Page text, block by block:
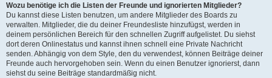
Wozu benötige ich die Listen der Freunde und ignorierten Mitglieder?
Du kannst diese Listen benutzen, um andere Mitglieder des Boards zu
verwalten. Mitglieder, die du deiner Freundesliste hinzufügst, werden in
deinem persönlichen Bereich für den schnellen Zugriff aufgelistet. Du siehst
dort deren Onlinestatus und kannst ihnen schnell eine Private Nachricht
senden. Abhängig von dem Style, den du verwendest, können Beiträge deiner
Freunde auch hervorgehoben sein. Wenn du einen Benutzer ignorierst, dann
siehst du seine Beiträge standardmäßig nicht.